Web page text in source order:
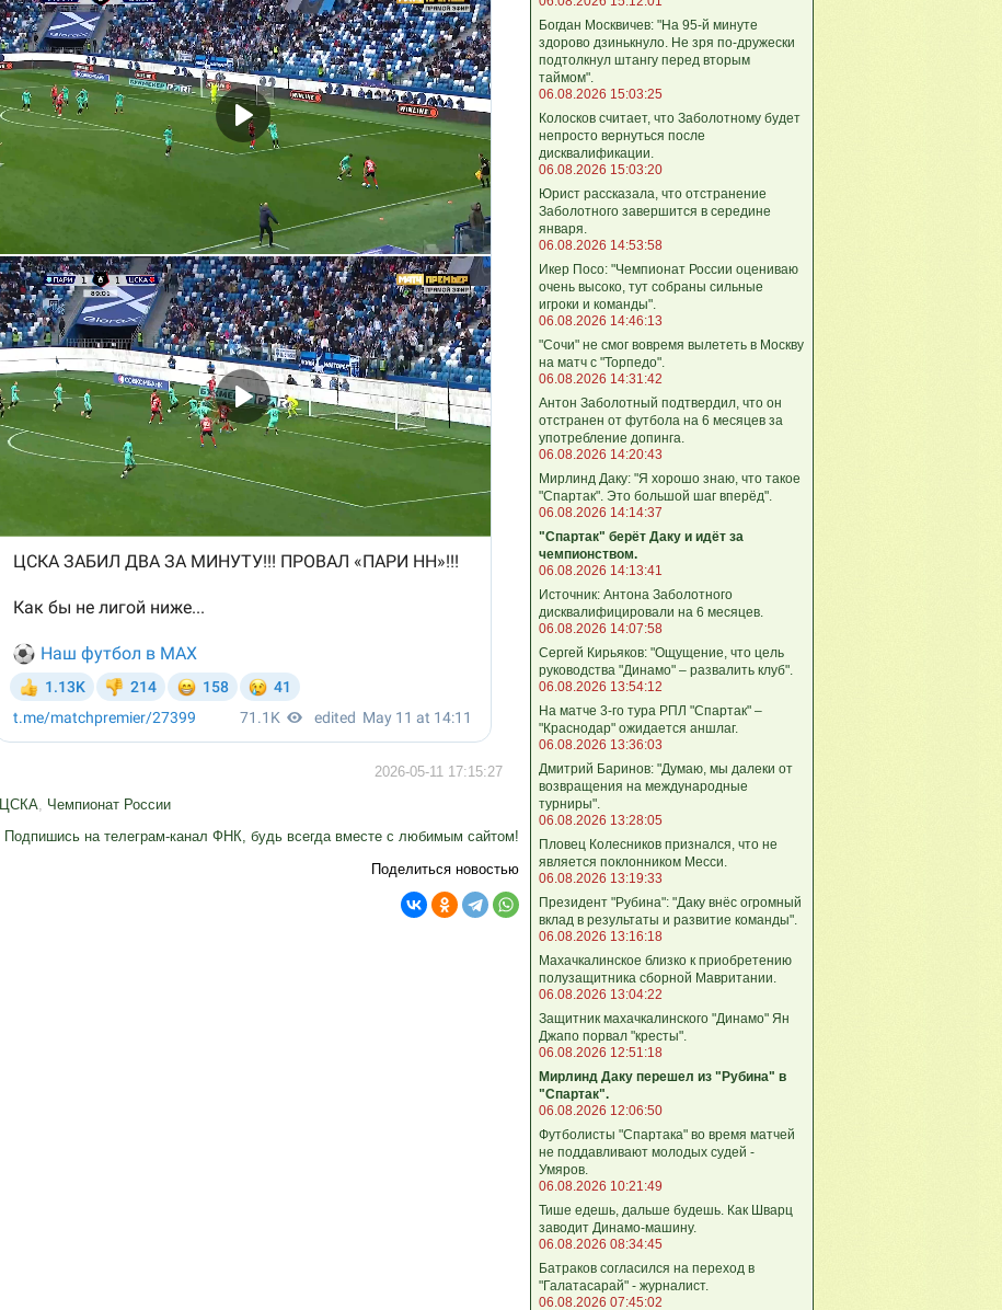
2026-05-11 17:15:27
ЦСКА, Чемпионат России
Подпишись на телеграм-канал ФНК, будь всегда вместе с любимым сайтом!
Поделиться новостью
Богдан Москвичев: "На 95‑й минуте
здорово дзинькнуло. Не зря по‑дружески
подтолкнул штангу перед вторым
таймом".
06.08.2026 15:03:25
Колосков считает, что Заболотному будет
непросто вернуться после
дисквалификации.
06.08.2026 15:03:20
Юрист рассказала, что отстранение
Заболотного завершится в середине
января.
06.08.2026 14:53:58
Икер Посо: "Чемпионат России оцениваю
очень высоко, тут собраны сильные
игроки и команды".
06.08.2026 14:46:13
"Сочи" не смог вовремя вылететь в Москву
на матч с "Торпедо".
06.08.2026 14:31:42
Антон Заболотный подтвердил, что он
отстранен от футбола на 6 месяцев за
употребление допинга.
06.08.2026 14:20:43
Мирлинд Даку: "Я хорошо знаю, что такое
"Спартак". Это большой шаг вперёд".
06.08.2026 14:14:37
"Спартак" берёт Даку и идёт за
чемпионством.
06.08.2026 14:13:41
Источник: Антона Заболотного
дисквалифицировали на 6 месяцев.
06.08.2026 14:07:58
Сергей Кирьяков: "Ощущение, что цель
руководства "Динамо" – развалить клуб".
06.08.2026 13:54:12
На матче 3-го тура РПЛ "Спартак" –
"Краснодар" ожидается аншлаг.
06.08.2026 13:36:03
Дмитрий Баринов: "Думаю, мы далеки от
возвращения на международные
турниры".
06.08.2026 13:28:05
Пловец Колесников признался, что не
является поклонником Месси.
06.08.2026 13:19:33
Президент "Рубина": "Даку внёс огромный
вклад в результаты и развитие команды".
06.08.2026 13:16:18
Махачкалинское близко к приобретению
полузащитника сборной Мавритании.
06.08.2026 13:04:22
Защитник махачкалинского "Динамо" Ян
Джапо порвал "кресты".
06.08.2026 12:51:18
Мирлинд Даку перешел из "Рубина" в
"Спартак".
06.08.2026 12:06:50
Футболисты "Спартака" во время матчей
не поддавливают молодых судей -
Умяров.
06.08.2026 10:21:49
Тише едешь, дальше будешь. Как Шварц
заводит Динамо-машину.
06.08.2026 08:34:45
Батраков согласился на переход в
"Галатасарай" - журналист.
06.08.2026 07:45:02